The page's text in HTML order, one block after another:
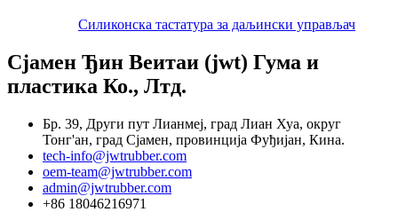
Силиконска тастатура за даљински управљач
Сјамен Ђин Веитаи (jwt) Гума и
пластика Ко., Лтд.
Бр. 39, Други пут Лианмеј, град Лиан Хуа, округ
Тонг'ан, град Сјамен, провинција Фуђијан, Кина.
tech-info@jwtrubber.com
oem-team@jwtrubber.com
admin@jwtrubber.com
+86 18046216971